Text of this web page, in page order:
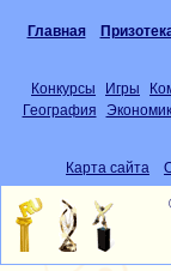
Главная
Конкурсы Игры
География
Карта сайта